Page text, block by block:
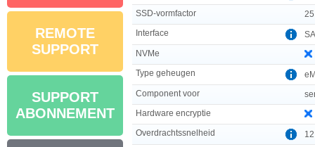
REMOTE
SUPPORT
SUPPORT
ABONNEMENT
SSD-vormfactor
25
Interface
NVMe
Type geheugen
Component voor
Hardware encryptie
Overdrachtssnelheid